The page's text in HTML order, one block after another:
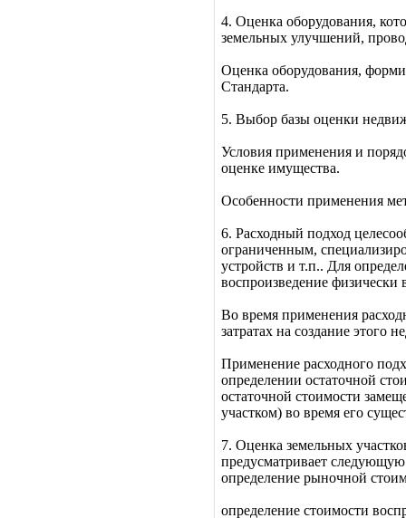
4. Оценка оборудования,
земельных улучшений,
Оценка оборудования,
Стандарта.
5. Выбор базы оценки
Условия применения и
оценке имущества.
Особенности применения
6. Расходный подход
ограниченным,
устройств и т.п.. Для
воспроизведение
Во время применения
затратах на создание
Применение расходного
определении остаточной
остаточной стоимости
участком) во время его
7. Оценка земельных
предусматривает
определение рыночной
определение стоимости